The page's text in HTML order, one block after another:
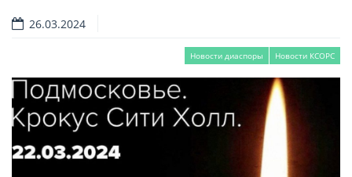
26.03.2024
Новости диаспоры Новости КСОРС